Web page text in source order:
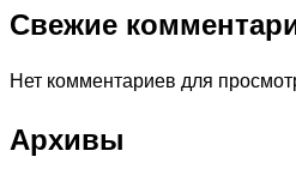
Свежие
Нет комментариев для
Архивы